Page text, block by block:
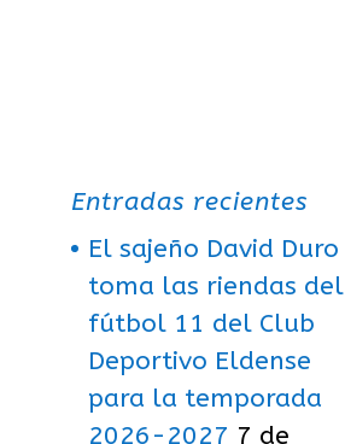
Entradas recientes
El sajeño David Duro
toma las riendas del
fútbol 11 del Club
Deportivo Eldense
para la temporada
2026-2027 7 de